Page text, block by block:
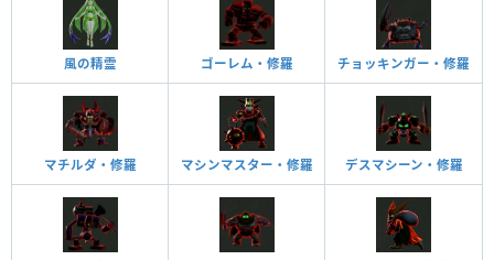
風の精霊 ゴーレム・修羅 チョッキンガー・修羅
マチルダ・修羅 マシンマスター・修羅 デスマシーン・修羅